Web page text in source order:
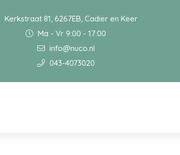
Kerkstraat 81, 6267EB, Cadier en Keer
Ma - Vr 9:00 - 17:00
info@nuco.nl
043-4073020